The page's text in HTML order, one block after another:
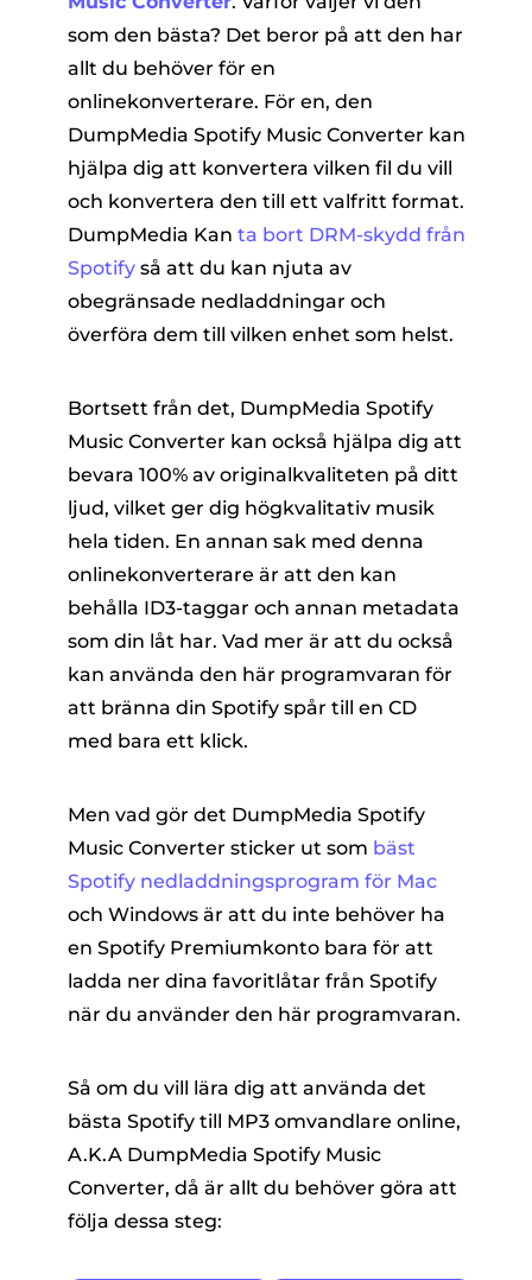
som den bästa? Det beror på att den har
allt du behöver för en
onlinekonverterare. För en, den
DumpMedia Spotify Music Converter kan
hjälpa dig att konvertera vilken fil du vill
och konvertera den till ett valfritt format.
DumpMedia Kan ta bort DRM-skydd från
Spotifyså att du kan njuta av
obegränsade nedladdningar och
överföra dem till vilken enhet som helst.
Bortsett från det, DumpMedia Spotify
Music Converter kan också hjälpa dig att
bevara 100% av originalkvaliteten på ditt
ljud, vilket ger dig högkvalitativ musik
hela tiden. En annan sak med denna
onlinekonverterare är att den kan
behålla ID3-taggar och annan metadata
som din låt har. Vad mer är att du också
kan använda den här programvaran för
att bränna din Spotify spår till en CD
med bara ett klick.
Men vad gör det DumpMedia Spotify
Music Converter sticker ut som bäst
Spotify nedladdningsprogram för Mac
och Windows är att du inte behöver ha
en Spotify Premiumkonto bara för att
ladda ner dina favoritlåtar från Spotify
när du använder den här programvaran.
Så om du vill lära dig att använda det
bästa Spotify till MP3 omvandlare online,
A.K.A DumpMedia Spotify Music
Converter, då är allt du behöver göra att
följa dessa steg: